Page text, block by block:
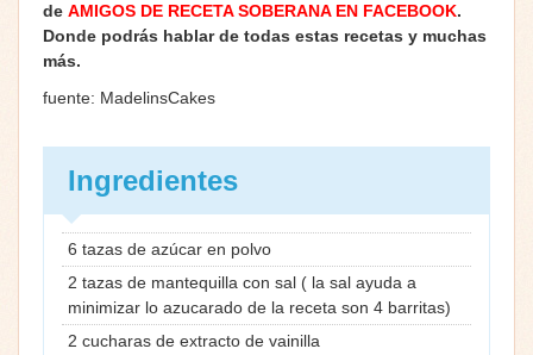
de AMIGOS DE RECETA SOBERANA EN FACEBOOK.
Donde podrás hablar de todas estas recetas y muchas
más.
fuente: MadelinsCakes
Ingredientes
6 tazas de azúcar en polvo
2 tazas de mantequilla con sal ( la sal ayuda a
minimizar lo azucarado de la receta son 4 barritas)
2 cucharas de extracto de vainilla